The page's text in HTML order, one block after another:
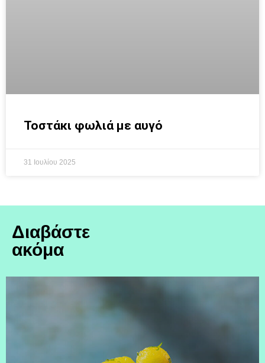
Τοστάκι φωλιά με αυγό
31 Ιουλίου 2025
Διαβάστε
ακόμα